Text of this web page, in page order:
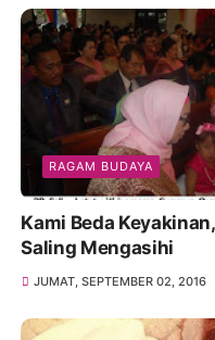
RAGAM BUDAYA
Kami Beda
Saling Mengasihi
JUMAT, SEPTEMBER 02, 2016